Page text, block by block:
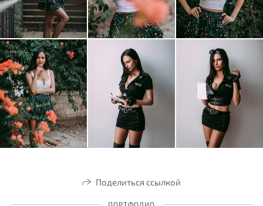
Поделиться ссылкой
ПОРТФОЛИО